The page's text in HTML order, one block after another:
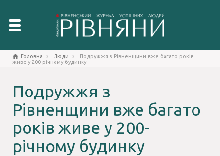
Головна Люди
Подружжя з Рівненщини вже багато років
живе у 200-річному будинку
Подружжя з
Рівненщини вже багато
років живе у 200-
річному будинку